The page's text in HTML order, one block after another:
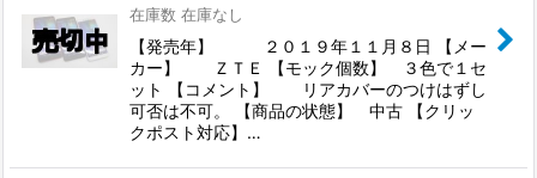
在庫数 在庫なし
【発売年】 ２０１９年１１月８日 【メー
カー】 ＺＴＥ 【モック個数】 ３色で１セ
ット 【コメント】 リアカバーのつけはずし
可否は不可。 【商品の状態】 中古 【クリッ
クポスト対応】…